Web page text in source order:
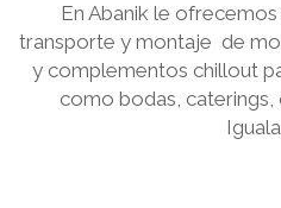
En Abanik le
transporte y montaje de
y complementos chillout
como bodas, caterings,